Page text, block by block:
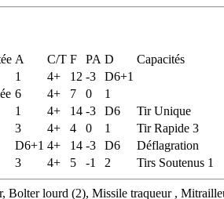
A C/T F PA D
Capacités
1 4+ 12 -3
D6+1
6 4+ 7 0
1
1 4+ 14 -3 D6
Tir Unique
3 4+ 4 0 1
Tir Rapide 3
D6+1 4+ 14 -3 D6
Déflagration
3 4+ 5 -1 2 Tirs Soutenus 1
Bolter lourd (2), Missile traqueur ,